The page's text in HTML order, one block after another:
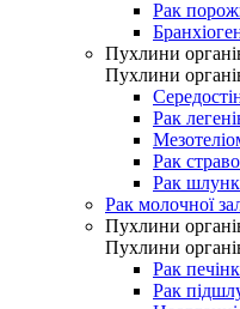
Рак
Пухлини
Пухлини
Рак
Рак
Рак
Рак молочної
Пухлини
Пухлини
Рак
Рак